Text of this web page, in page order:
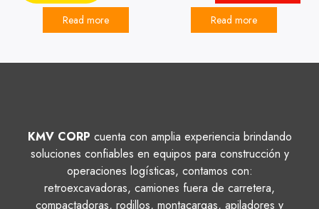
Read more Read more
KMV CORP cuenta con amplia experiencia brindando
soluciones confiables en equipos para construcción y
operaciones logísticas, contamos con:
retroexcavadoras, camiones fuera de carretera,
compactadoras, rodillos, montacargas, apiladores y